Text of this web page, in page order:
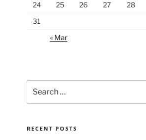
24
25 26 27 28
31
« Mar
for:
RECENT POSTS